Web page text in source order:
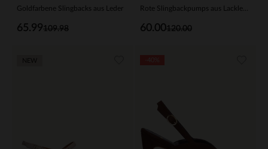
Goldfarbene Slingbacks aus Leder
109.98
65.99 120.00
60.00